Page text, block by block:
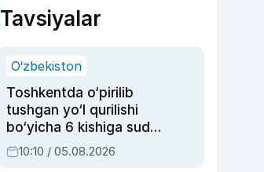
Tavsiyalar
O‘zbekiston
Toshkentda o‘pirilib
tushgan yo‘l qurilishi
bo‘yicha 6 kishiga sud
hukmi o‘qildi
10:10 / 05.08.2026